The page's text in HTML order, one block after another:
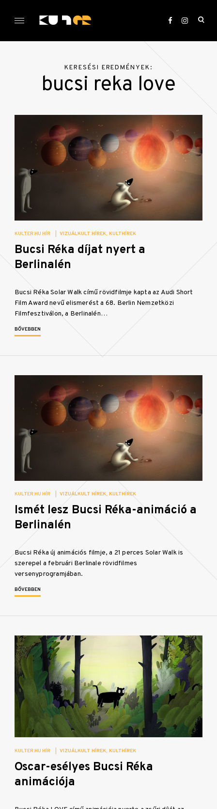
KULTer.hu
KERESÉSI EREDMÉNYEK:
bucsi reka love
KULTER.HU HÍR VIZUÁLKULT HÍREK KULTHÍREK
Bucsi Réka díjat nyert a
Berlinalén
Bucsi Réka Solar Walk című rövidfilmje kapta az Audi Short
Film Award nevű elismerést a 68. Berlin Nemzetközi
Filmfesztiválon, a Berlinalén…
BŐVEBBEN
KULTER.HU HÍR VIZUÁLKULT HÍREK KULTHÍREK
Ismét lesz Bucsi Réka-animáció a
Berlinalén
Bucsi Réka új animációs filmje, a 21 perces Solar Walk is
szerepel a februári Berlinale rövidfilmes
versenyprogramjában.
BŐVEBBEN
KULTER.HU HÍR VIZUÁLKULT HÍREK KULTHÍREK
Oscar-esélyes Bucsi Réka
animációja